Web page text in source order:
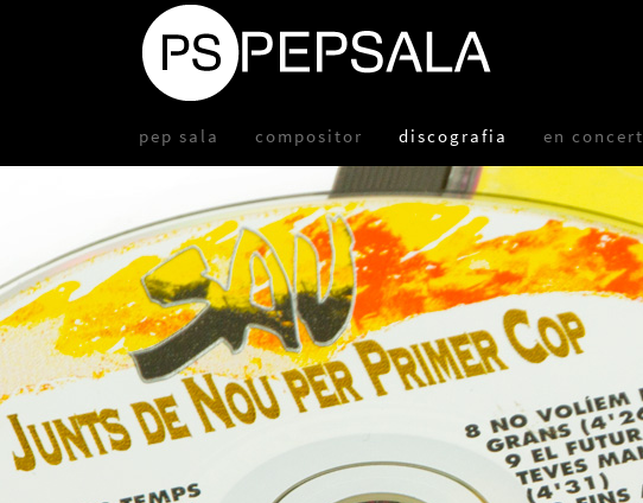
pep sala compositor discografia en concert